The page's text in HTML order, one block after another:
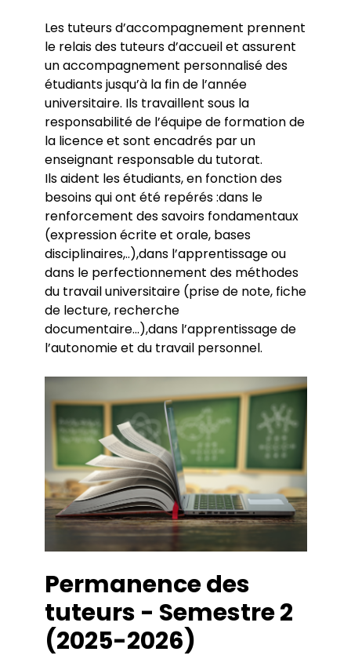
Les tuteurs d’accompagnement prennent
le relais des tuteurs d’accueil et assurent
un accompagnement personnalisé des
étudiants jusqu’à la fin de l’année
universitaire. Ils travaillent sous la
responsabilité de l’équipe de formation de
la licence et sont encadrés par un
enseignant responsable du tutorat.
Ils aident les étudiants, en fonction des
besoins qui ont été repérés :dans le
renforcement des savoirs fondamentaux
(expression écrite et orale, bases
disciplinaires,..),dans l’apprentissage ou
dans le perfectionnement des méthodes
du travail universitaire (prise de note, fiche
de lecture, recherche
documentaire...),dans l’apprentissage de
l’autonomie et du travail personnel.
Permanence des
tuteurs - Semestre 2
(2025-2026)